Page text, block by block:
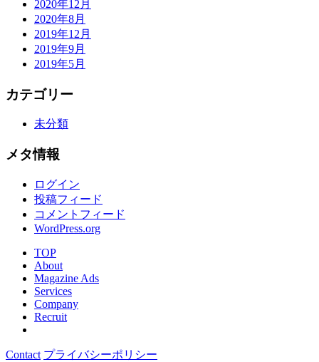
2020年12月
2020年8月
2019年12月
2019年9月
2019年5月
カテゴリー
未分類
メタ情報
ログイン
投稿フィード
コメントフィード
WordPress.org
TOP
About
Magazine Ads
Services
Company
Recruit
Contact プライバシーポリシー